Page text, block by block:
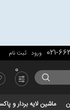
021- ورود ثبت نام
0
ماشین لایه بردار و